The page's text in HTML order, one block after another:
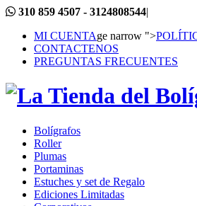
310 859 4507 - 3124808544|
MI CUENTAge narrow ">
CONTACTENOS
PREGUNTAS FRECUENTES
Bolígrafos
Roller
Plumas
Portaminas
Estuches y set de Regalo
Ediciones Limitadas